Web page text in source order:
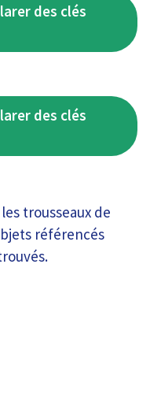
des clés
des clés
trousseaux de
référencés